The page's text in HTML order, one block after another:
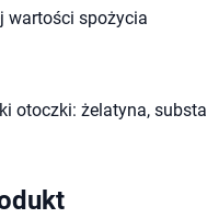
wartości spożycia
otoczki: żelatyna,